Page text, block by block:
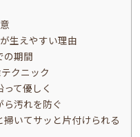
生えやすい理由
の期間
クニック
て優しく
汚れを防ぐ
いてサッと片付けられる